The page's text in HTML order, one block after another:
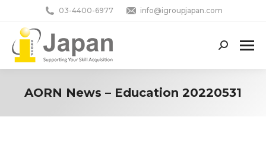
03-4400-6977 info@igroupjapan.com
Search:
AORN News – Education 20220531